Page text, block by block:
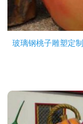
玻璃钢桃子雕塑定